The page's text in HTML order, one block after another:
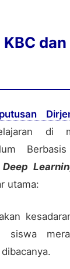
dan
di
Deep
utama:
siswa